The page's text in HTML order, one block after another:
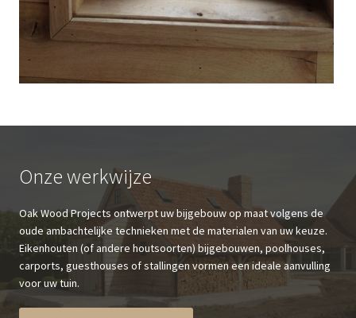
Onze werkwijze
Oak Wood Projects ontwerpt uw bijgebouw op maat volgens de
oude ambachtelijke technieken met de materialen van uw keuze.
Eikenhouten (of andere houtsoorten) bijgebouwen, poolhouses,
carports, guesthouses of stallingen vormen een ideale aanvulling
voor uw tuin.